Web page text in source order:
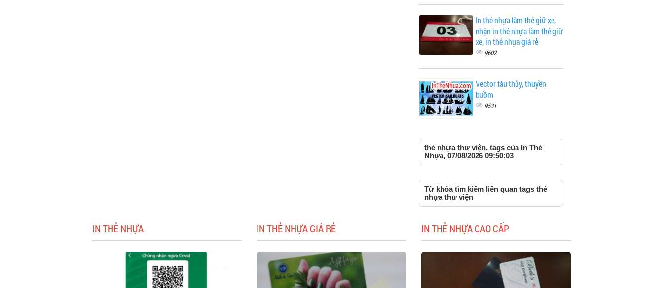
In thẻ nhựa làm thẻ giữ xe,
nhận in thẻ nhựa làm thẻ giữ
xe, in thẻ nhựa giá rẻ
9602
Vector tàu thủy, thuyền
buồm
9531
thẻ nhựa thư viện, tags của In Thẻ
Nhựa, 07/08/2026 09:50:03
Từ khóa tìm kiếm liên quan tags thẻ
nhựa thư viện
IN THẺ NHỰA IN THẺ NHỰA GIÁ RẺ IN THẺ NHỰA CAO CẤP